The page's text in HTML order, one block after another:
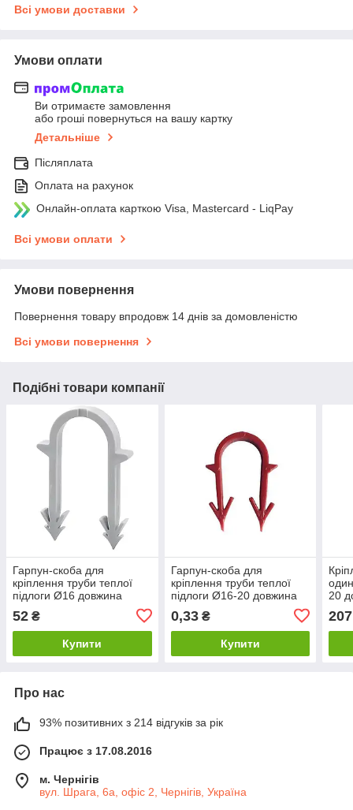
Всі умови доставки
Умови оплати
Ви отримаєте замовлення
або гроші повернуться на вашу картку
Детальніше
Післяплата
Оплата на рахунок
Онлайн-оплата карткою Visa, Mastercard - LiqPay
Всі умови оплати
Умови повернення
Повернення товару впродовж 14 днів за домовленістю
Всі умови повернення
Подібні товари компанії
Гарпун-скоба для
кріплення труби теплої
підлоги Ø16 довжина
52 ₴
Купити
Гарпун-скоба для
кріплення труби теплої
підлоги Ø16-20 довжина
0,33₴
Купити
20
207
Про нас
93% позитивних з 214 відгуків за рік
Працює з 17.08.2016
м. Чернігів
вул. Шрага, 6а, офіс 2, Чернігів, Україна